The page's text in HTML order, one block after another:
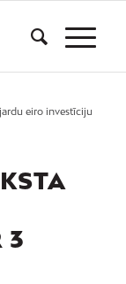
eiro investīciju
3